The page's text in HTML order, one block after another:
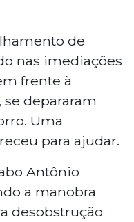
de
nas imediações
frente à
se depararam
Uma
para ajudar.
Antônio
a manobra
desobstrução